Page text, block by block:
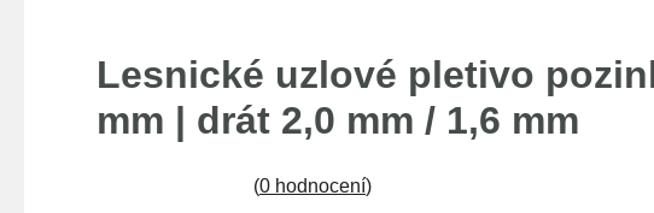
Lesnické uzlové pletivo
mm | drát 2,0 mm / 1,6 mm
(0 hodnocení)